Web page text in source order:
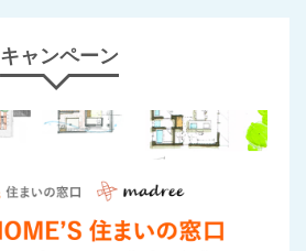
キャンペーン